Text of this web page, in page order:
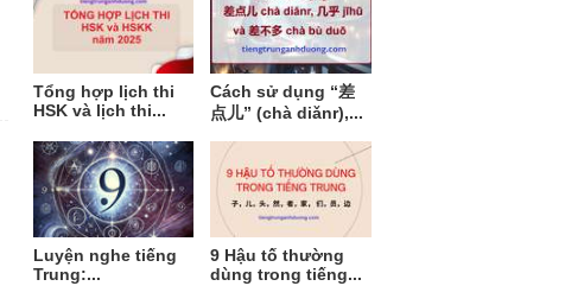
Tổng hợp lịch thi
HSK và lịch thi...
Cách sử dụng “差
点儿” (chà diǎnr),...
Luyện nghe tiếng
Trung:...
9 Hậu tố thường
dùng trong tiếng...